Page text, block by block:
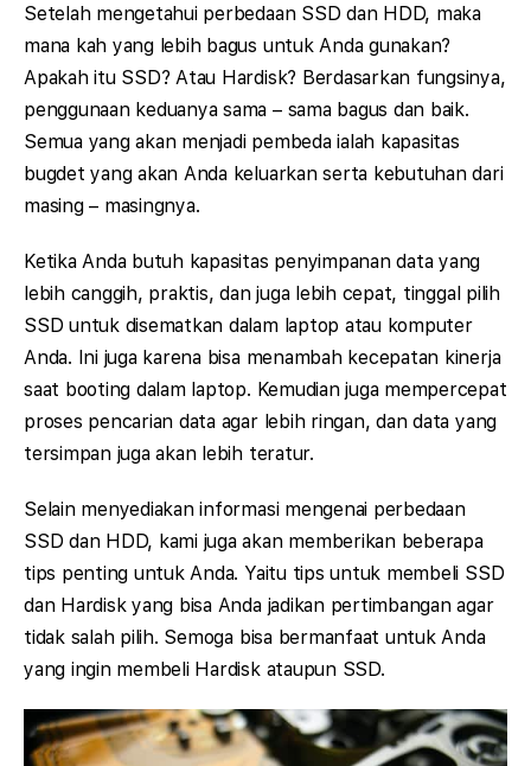
Setelah mengetahui perbedaan SSD dan HDD, maka
mana kah yang lebih bagus untuk Anda gunakan?
Apakah itu SSD? Atau Hardisk? Berdasarkan fungsinya,
penggunaan keduanya sama – sama bagus dan baik.
Semua yang akan menjadi pembeda ialah kapasitas
bugdet yang akan Anda keluarkan serta kebutuhan dari
masing – masingnya.
Ketika Anda butuh kapasitas penyimpanan data yang
lebih canggih, praktis, dan juga lebih cepat, tinggal pilih
SSD untuk disematkan dalam laptop atau komputer
Anda. Ini juga karena bisa menambah kecepatan kinerja
saat booting dalam laptop. Kemudian juga mempercepat
proses pencarian data agar lebih ringan, dan data yang
tersimpan juga akan lebih teratur.
Selain menyediakan informasi mengenai perbedaan
SSD dan HDD, kami juga akan memberikan beberapa
tips penting untuk Anda. Yaitu tips untuk membeli SSD
dan Hardisk yang bisa Anda jadikan pertimbangan agar
tidak salah pilih. Semoga bisa bermanfaat untuk Anda
yang ingin membeli Hardisk ataupun SSD.